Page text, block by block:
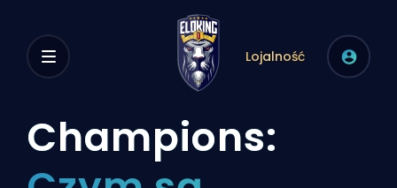
Lojalność
Champions: